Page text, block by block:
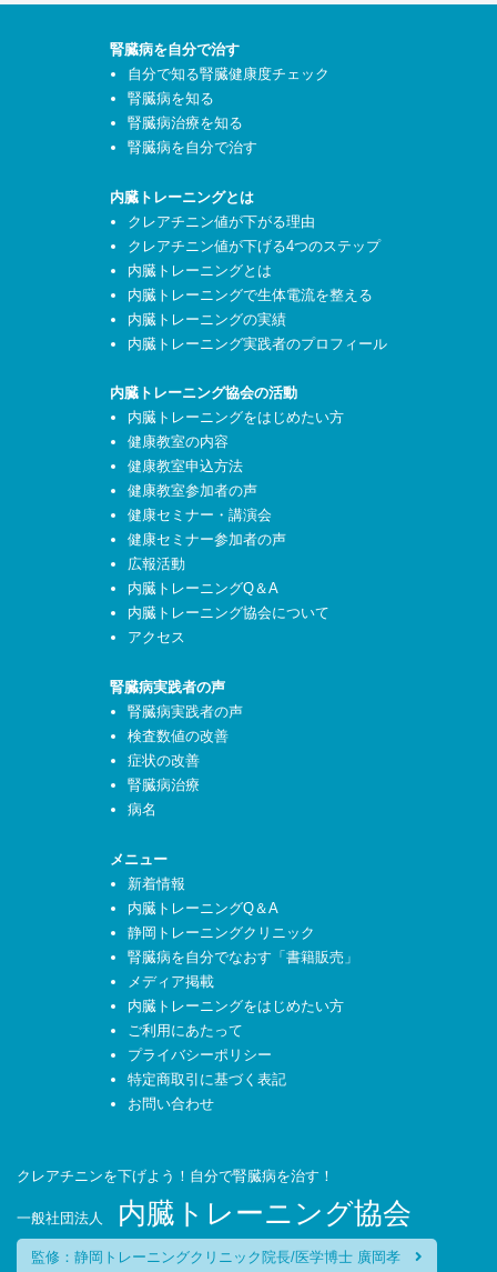
腎臓病を自分で治す
自分で知る腎臓健康度チェック
腎臓病を知る
腎臓病治療を知る
腎臓病を自分で治す
内臓トレーニングとは
クレアチニン値が下がる理由
クレアチニン値が下げる4つのステップ
内臓トレーニングとは
内臓トレーニングで生体電流を整える
内臓トレーニングの実績
内臓トレーニング実践者のプロフィール
内臓トレーニング協会の活動
内臓トレーニングをはじめたい方
健康教室の内容
健康教室申込方法
健康教室参加者の声
健康セミナー・講演会
健康セミナー参加者の声
広報活動
内臓トレーニングQ＆A
内臓トレーニング協会について
アクセス
腎臓病実践者の声
腎臓病実践者の声
検査数値の改善
症状の改善
腎臓病治療
病名
メニュー
新着情報
内臓トレーニングQ＆A
静岡トレーニングクリニック
腎臓病を自分でなおす「書籍販売」
メディア掲載
内臓トレーニングをはじめたい方
ご利用にあたって
プライバシーポリシー
特定商取引に基づく表記
お問い合わせ
クレアチニンを下げよう！自分で腎臓病を治す！
一般社団法人 内臓トレーニング協会
監修：静岡トレーニングクリニック院長/医学博士 廣岡孝